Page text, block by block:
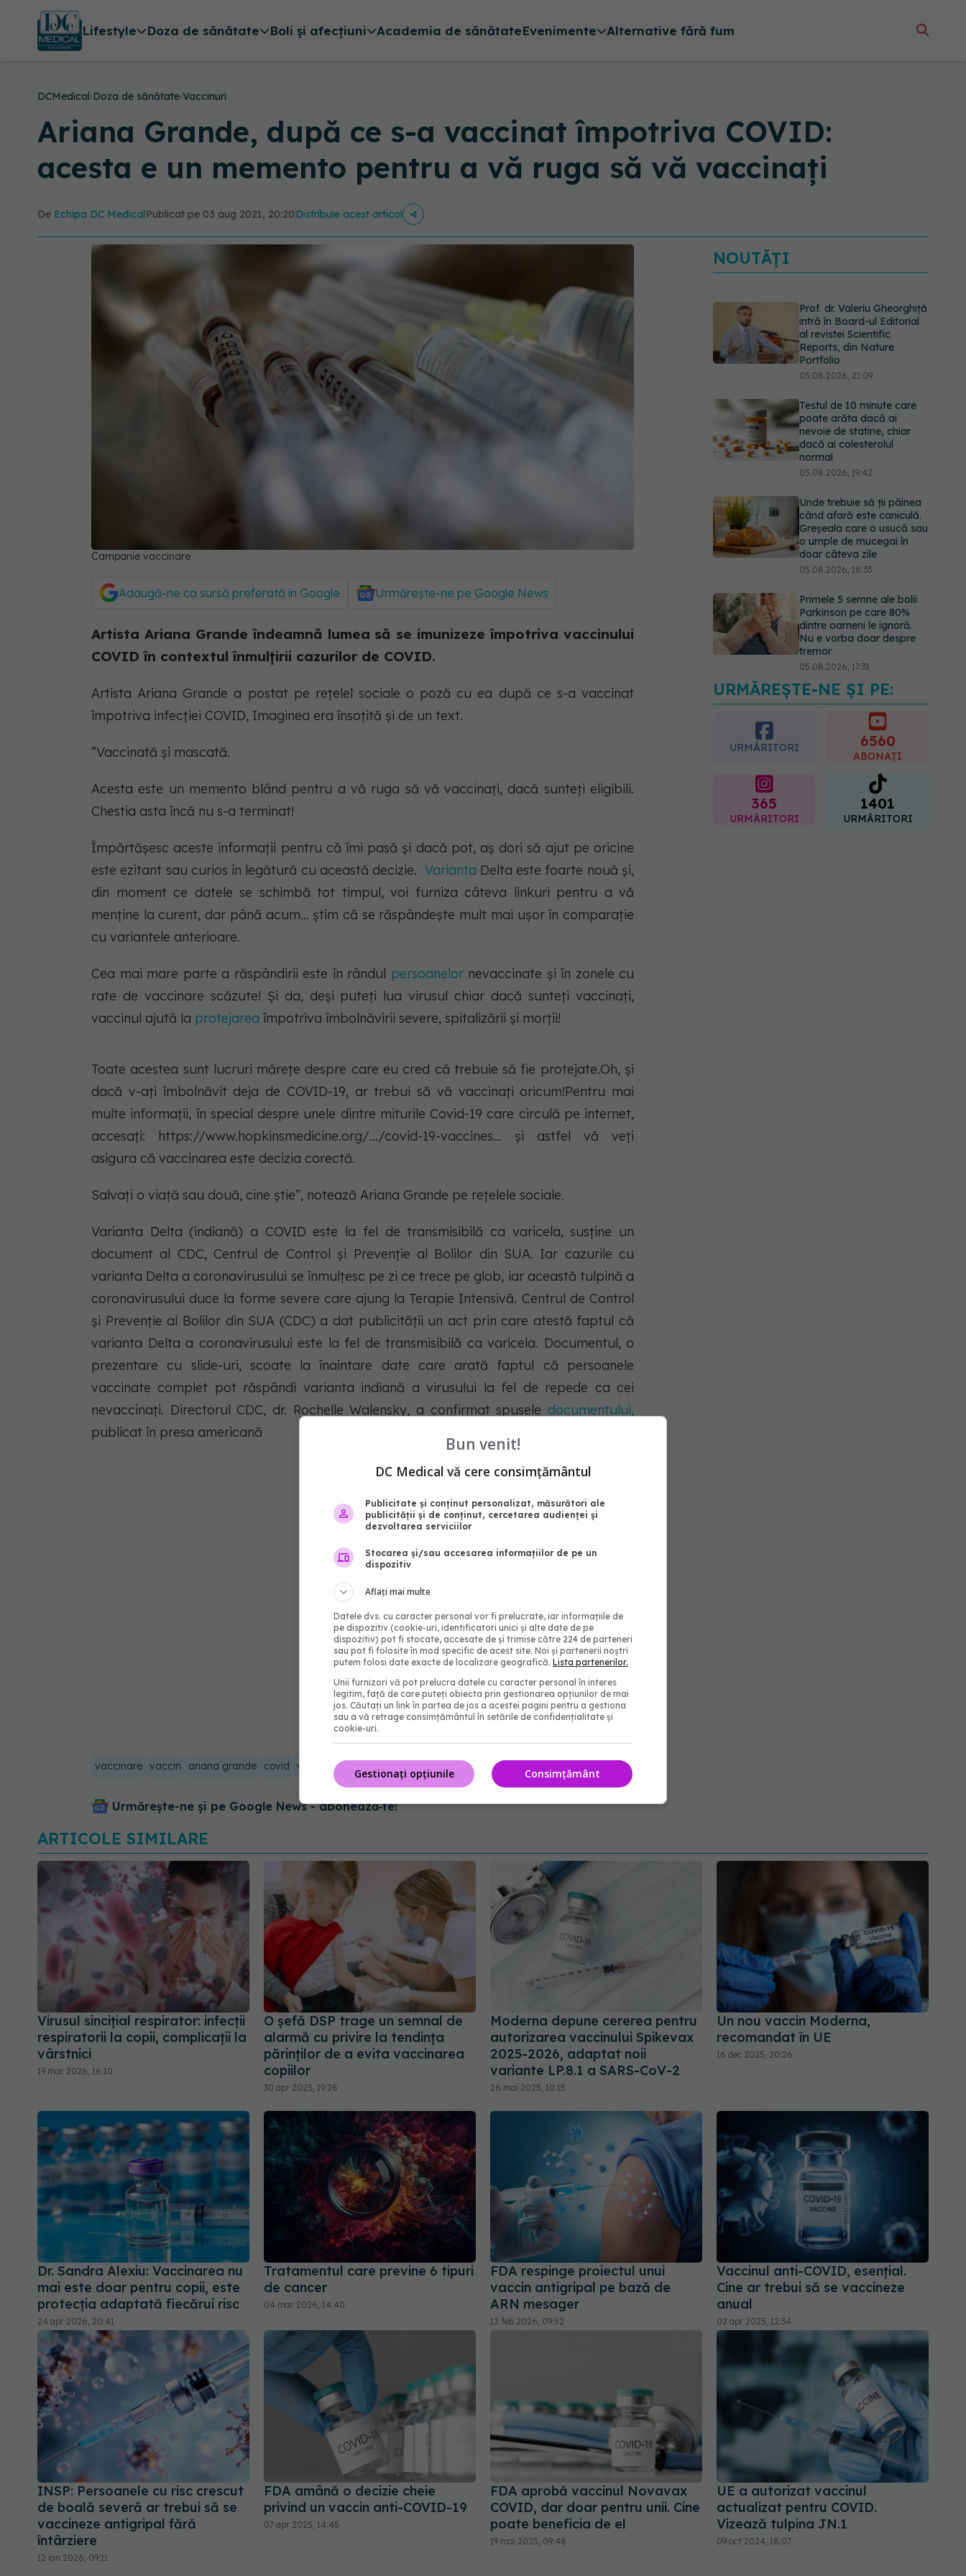
Lifestyle Doza de sănătate Boli și afecțiuni Academia de sănătateEvenimente Alternative fără fum
DCMedical›Doza de sănătate›Vaccinuri
Ariana Grande, după ce s-a vaccinat împotriva COVID:
acesta e un memento pentru a vă ruga să vă vaccinați
De Echipa DC Medical Publicat pe 03 aug 2021, 20:20Distribuie acest articol
Campanie vaccinare
Adaugă-ne ca sursă preferată în Google Urmărește-ne pe Google News
Artista Ariana Grande îndeamnă lumea să se imunizeze împotriva vaccinului
COVID în contextul înmulțirii cazurilor de COVID.
Artista Ariana Grande a postat pe rețelel sociale o poză cu ea după ce s-a vaccinat
împotriva infecției COVID, Imaginea era însoțită și de un text.
”Vaccinată și mascată.
Acesta este un memento blând pentru a vă ruga să vă vaccinați, dacă sunteți eligibili.
Chestia asta încă nu s-a terminat!
Împărtășesc aceste informații pentru că îmi pasă și dacă pot, aș dori să ajut pe oricine
este ezitant sau curios în legătură cu această decizie. Varianta Delta este foarte nouă și,
din moment ce datele se schimbă tot timpul, voi furniza câteva linkuri pentru a vă
menține la curent, dar până acum… știm că se răspândește mult mai ușor în comparație
cu variantele anterioare.
Cea mai mare parte a răspândirii este în rândul persoanelor nevaccinate și în zonele cu
rate de vaccinare scăzute! Și da, deși puteți lua virusul chiar dacă sunteți vaccinați,
vaccinul ajută la protejarea împotriva îmbolnăvirii severe, spitalizării și morții!
Toate acestea sunt lucruri mărețe despre care eu cred că trebuie să fie protejate.Oh, și
dacă v-ați îmbolnăvit deja de COVID-19, ar trebui să vă vaccinați oricum!Pentru mai
multe informații, în special despre unele dintre miturile Covid-19 care circulă pe internet,
accesați: https://www.hopkinsmedicine.org/.../covid-19-vaccines... și astfel vă veți
asigura că vaccinarea este decizia corectă.
Salvați o viață sau două, cine știe”, notează Ariana Grande pe rețelele sociale.
Varianta Delta (indiană) a COVID este la fel de transmisibilă ca varicela, susține un
document al CDC, Centrul de Control și Prevenție al Bolilor din SUA. Iar cazurile cu
varianta Delta a coronavirusului se înmulțesc pe zi ce trece pe glob, iar această tulpină a
coronavirusului duce la forme severe care ajung la Terapie Intensivă. Centrul de Control
și Prevenție al Bolilor din SUA (CDC) a dat publicității un act prin care atestă faptul că
varianta Delta a coronavirusului este la fel de transmisibilă ca varicela. Documentul, o
prezentare cu slide-uri, scoate la înaintare date care arată faptul că persoanele
vaccinate complet pot răspândi varianta indiană a virusului la fel de repede ca cei
nevaccinați. Directorul CDC, dr. Rochelle Walensky, a confirmat spusele documentului,
publicat în presa americană
vaccinare vaccin ariana grande covid vaccinare anti covid
Urmărește-ne și pe Google News - abonează‑te!
NOUTĂȚI
Prof. dr. Valeriu Gheorghiță
intră în Board-ul Editorial
al revistei Scientific
Reports, din Nature
Portfolio
05.08.2026, 21:09
Testul de 10 minute care
poate arăta dacă ai
nevoie de statine, chiar
dacă ai colesterolul
normal
05.08.2026, 19:42
Unde trebuie să ții pâinea
când afară este caniculă.
Greșeala care o usucă sau
o umple de mucegai în
doar câteva zile
05.08.2026, 18:33
Primele 5 semne ale bolii
Parkinson pe care 80%
dintre oameni le ignoră.
Nu e vorba doar despre
tremor
05.08.2026, 17:31
Gabriela Cristea, manifest
pentru respect și
acceptare: Corpul
fiecăruia spune o poveste
05.08.2026, 21:23
URMĂREȘTE-NE ȘI PE:
URMĂRITORI 6560
ABONAȚI
365
URMĂRITORI
1401
URMĂRITORI
ARTICOLE SIMILARE
Virusul sincițial respirator: infecții
respiratorii la copii, complicații la
vârstnici
19 mar 2026, 16:10
O șefă DSP trage un semnal de
alarmă cu privire la tendinţa
părinţilor de a evita vaccinarea
copiilor
30 apr 2025, 19:28
Moderna depune cererea pentru
autorizarea vaccinului Spikevax
2025-2026, adaptat noii
variante LP.8.1 a SARS-CoV-2
26 mai 2025, 10:15
Un nou vaccin Moderna,
recomandat în UE
16 dec 2025, 20:26
Dr. Sandra Alexiu: Vaccinarea nu
mai este doar pentru copii, este
protecția adaptată fiecărui risc
24 apr 2026, 20:41
Tratamentul care previne 6 tipuri
de cancer
04 mar 2026, 14:40
FDA respinge proiectul unui
vaccin antigripal pe bază de
ARN mesager
12 feb 2026, 09:52
Vaccinul anti-COVID, esențial.
Cine ar trebui să se vaccineze
anual
02 apr 2025, 12:34
INSP: Persoanele cu risc crescut
de boală severă ar trebui să se
vaccineze antigripal fără
întârziere
12 ian 2026, 09:11
FDA amână o decizie cheie
privind un vaccin anti-COVID-19
07 apr 2025, 14:45
FDA aprobă vaccinul Novavax
COVID, dar doar pentru unii. Cine
poate beneficia de el
19 mai 2025, 09:48
UE a autorizat vaccinul
actualizat pentru COVID.
Vizează tulpina JN.1
09 oct 2024, 18:07
Bun venit!
DC Medical vă cere consimțământul
Publicitate și conținut personalizat, măsurători ale
publicității și de conținut, cercetarea audienței și
dezvoltarea serviciilor
Stocarea și/sau accesarea informațiilor de pe un
dispozitiv
Aflați mai multe
Datele dvs. cu caracter personal vor fi prelucrate, iar informațiile de
pe dispozitiv (cookie-uri, identificatori unici și alte date de pe
dispozitiv) pot fi stocate, accesate de și trimise către 224 de parteneri
sau pot fi folosite în mod specific de acest site. Noi și partenerii noștri
putem folosi date exacte de localizare geografică. Lista partenerilor.
Unii furnizori vă pot prelucra datele cu caracter personal în interes
legitim, față de care puteți obiecta prin gestionarea opțiunilor de mai
jos. Căutați un link în partea de jos a acestei pagini pentru a gestiona
sau a vă retrage consimțământul în setările de confidențialitate și
cookie-uri.
Consimțământ
Gestionați opțiunile